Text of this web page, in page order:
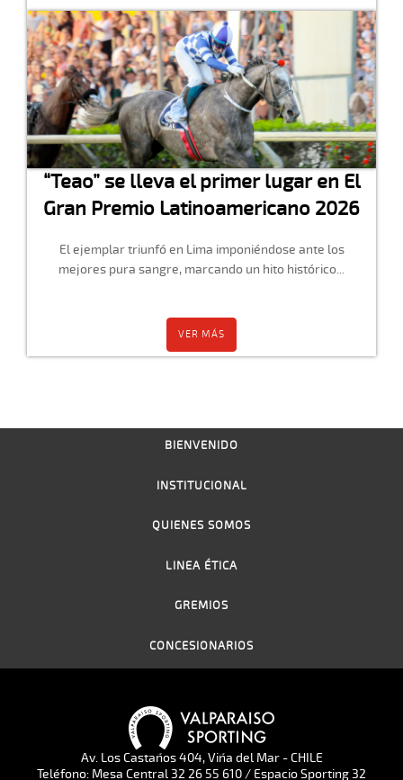
“Teao” se lleva el primer lugar en El
Gran Premio Latinoamericano 2026
El ejemplar triunfó en Lima imponiéndose ante los
mejores pura sangre, marcando un hito histórico...
VER MÁS
BIENVENIDO
INSTITUCIONAL
QUIENES SOMOS
LINEA ÉTICA
GREMIOS
CONCESIONARIOS
Av. Los Castaños 404, Viña del Mar - CHILE
Teléfono: Mesa Central 32 26 55 610 / Espacio Sporting 32